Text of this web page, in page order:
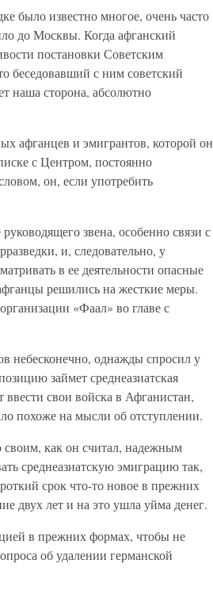
было известно многое, очень часто
до Москвы. Когда афганский
постановки Советским
беседовавший с ним советский
наша сторона, абсолютно
афганцев и эмигрантов, которой он
с Центром, постоянно
он, если употребить
звена, особенно связи с
и, следовательно, у
в ее деятельности опасные
решились на жесткие меры.
«Фаал» во главе с
небесконечно, однажды спросил у
займет среднеазиатская
ввести свои войска в Афганистан,
похоже на мысли об отступлении.
своим, как он считал, надежным
среднеазиатскую эмиграцию так,
срок что-то новое в прежних
двух лет и на это ушла уйма денег.
в прежних формах, чтобы не
об удалении германской